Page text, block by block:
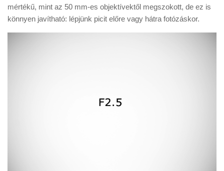
mértékű, mint az 50 mm-es objektívektől megszokott, de ez is
könnyen javítható: lépjünk picit előre vagy hátra fotózáskor.